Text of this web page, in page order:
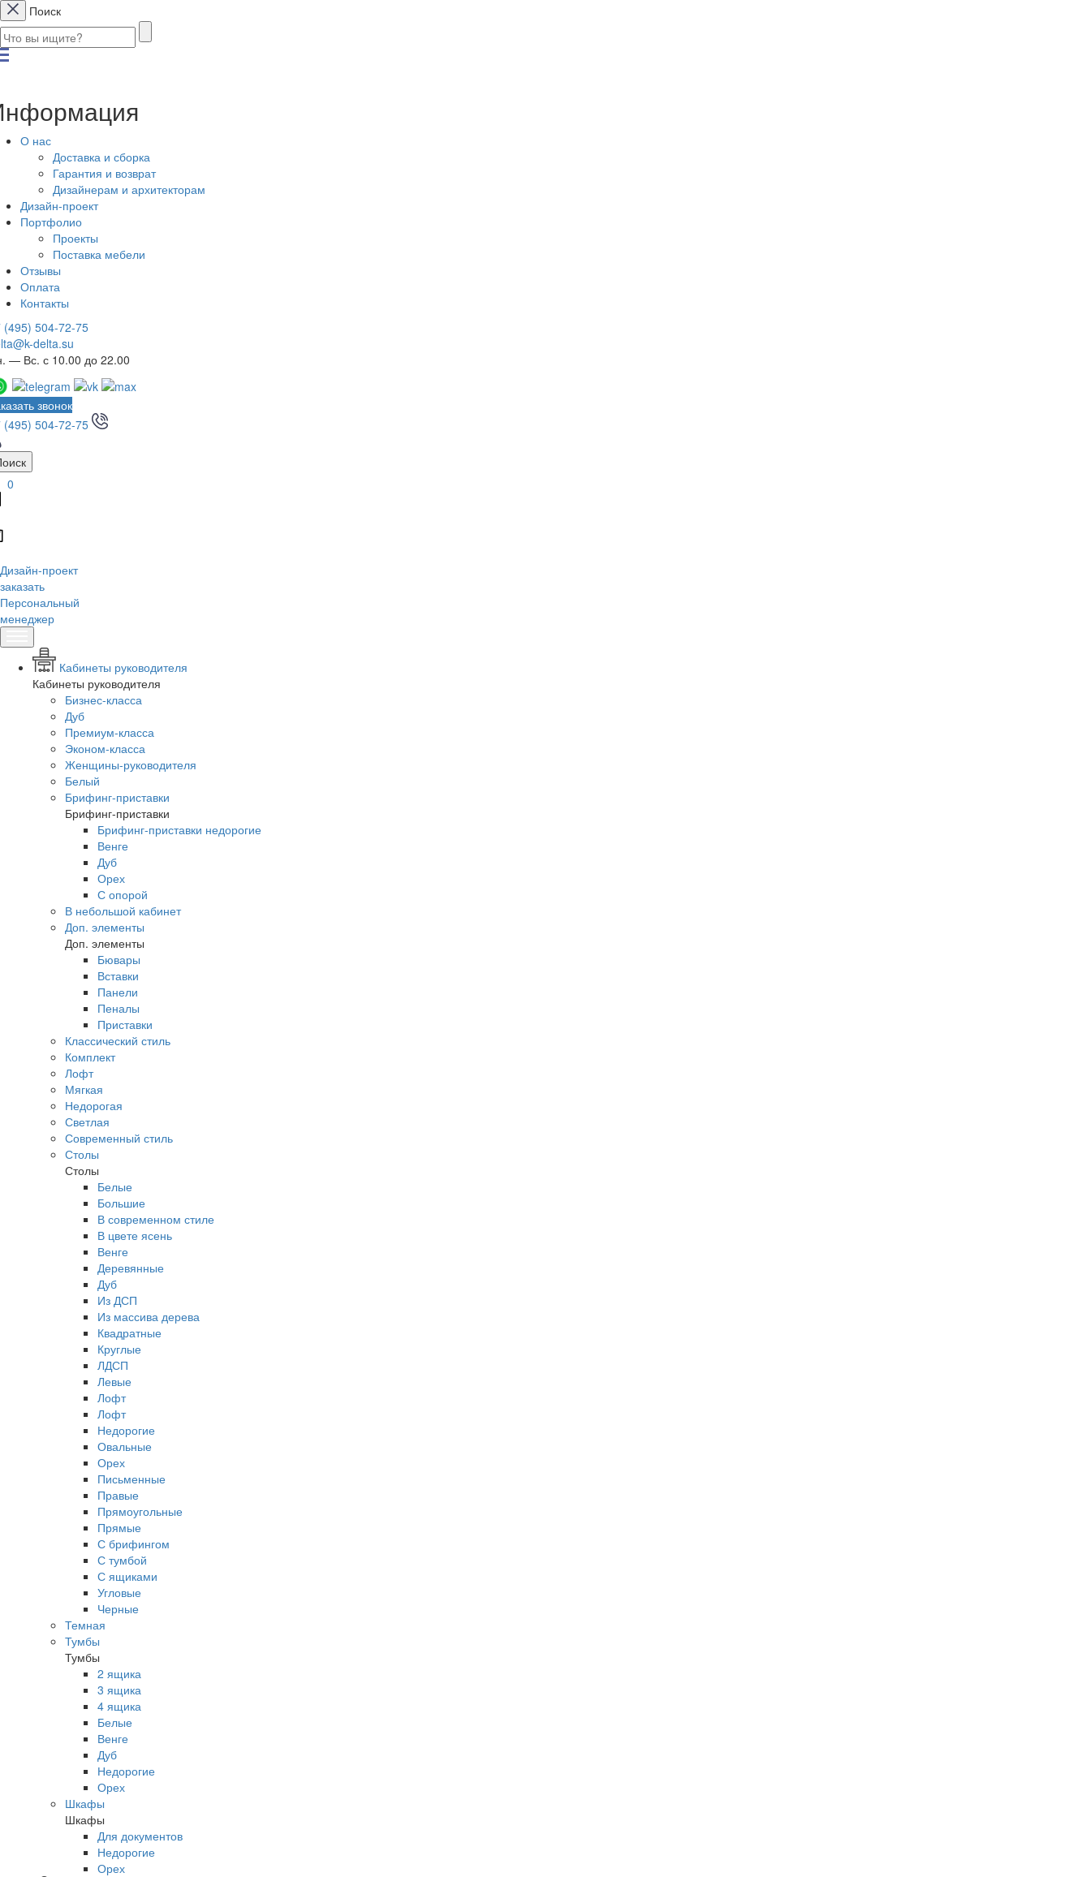
Поиск
О нас
Доставка и сборка
Гарантия и возврат
Дизайнерам и архитекторам
Дизайн-проект
Портфолио
Проекты
Поставка мебели
Отзывы
Оплата
Контакты
(495) 504-72-75
delta.su
— Вс. с 10.00 до 22.00
звонок
(495) 504-72-75
0
Дизайн-проект
заказать
Персональный
менеджер
Кабинеты руководителя
Кабинеты руководителя
Бизнес-класса
Дуб
Премиум-класса
Эконом-класса
Женщины-руководителя
Белый
Брифинг-приставки
Брифинг-приставки
Брифинг-приставки недорогие
Венге
Дуб
Орех
С опорой
В небольшой кабинет
Доп. элементы
Доп. элементы
Бювары
Вставки
Панели
Пеналы
Приставки
Классический стиль
Комплект
Лофт
Мягкая
Недорогая
Светлая
Современный стиль
Столы
Столы
Белые
Большие
В современном стиле
В цвете ясень
Венге
Деревянные
Дуб
Из ДСП
Из массива дерева
Квадратные
Круглые
ЛДСП
Левые
Лофт
Лофт
Недорогие
Овальные
Орех
Письменные
Правые
Прямоугольные
Прямые
С брифингом
С тумбой
С ящиками
Угловые
Черные
Темная
Тумбы
Тумбы
2 ящика
3 ящика
4 ящика
Белые
Венге
Дуб
Недорогие
Орех
Шкафы
Шкафы
Для документов
Недорогие
Орех